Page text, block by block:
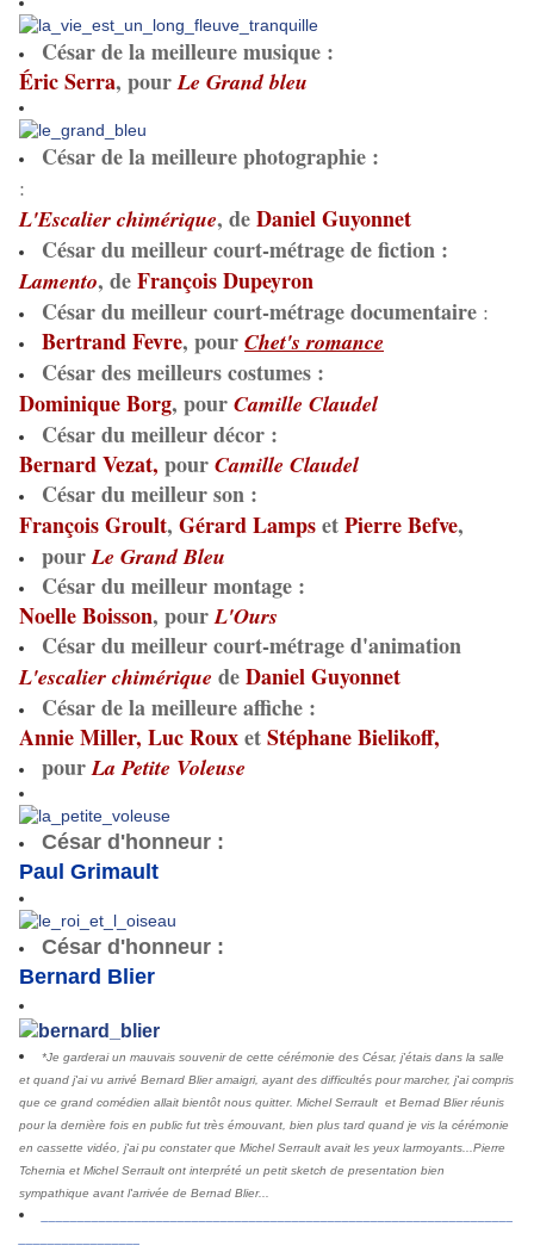
César de la meilleure musique :
Éric Serra, pourLe Grand bleu
César de la meilleure photographie :
:
L'Escalier chimérique, deDaniel Guyonnet
César du meilleur court-métrage de fiction :
Lamento, deFrançois Dupeyron
César du meilleur court-métrage documentaire :
Bertrand Fevre, pour Chet's romance
César des meilleurs costumes :
Dominique Borg, pour Camille Claudel
César du meilleur décor :
Bernard Vezat, pour Camille Claudel
César du meilleur son :
François Groult, Gérard LampsetPierre Befve,
pourLe Grand Bleu
César du meilleur montage :
Noelle Boisson, pourL'Ours
César du meilleur court-métrage d'animation
L'escalier chimérique deDaniel Guyonnet
César de la meilleure affiche :
Annie Miller, Luc RouxetStéphane Bielikoff,
pourLa Petite Voleuse
César d'honneur :
Paul Grimault
César d'honneur :
Bernard Blier
*Je garderai un mauvais souvenir de cette cérémonie des César, j'étais dans la salle
et quand j'ai vu arrivé Bernard Blier amaigri, ayant des difficultés pour marcher, j'ai compris
que ce grand comédien allait bientôt nous quitter. Michel Serrault et Bernad Blier réunis
pour la dernière fois en public fut très émouvant, bien plus tard quand je vis la cérémonie
en cassette vidéo, j'ai pu constater que Michel Serrault avait les yeux larmoyants...Pierre
Tchernia et Michel Serrault ont interprété un petit sketch de presentation bien
sympathique avant l'arrivée de Bernad Blier...